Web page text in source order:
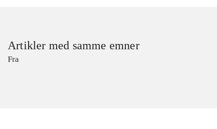
Artikler med samme emner
Fra